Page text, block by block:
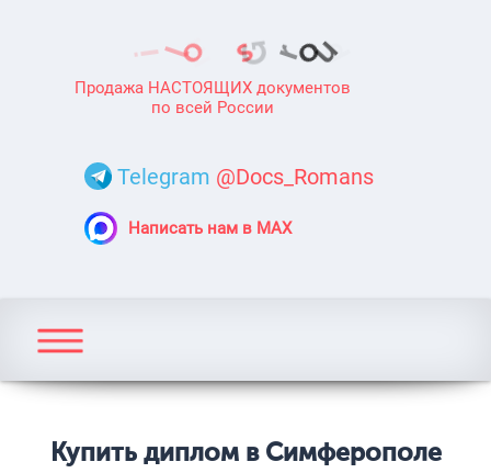
Продажа НАСТОЯЩИХ документов
по всей России
Telegram @Docs_Romans
Написать нам в MAX
Купить диплом в Симферополе